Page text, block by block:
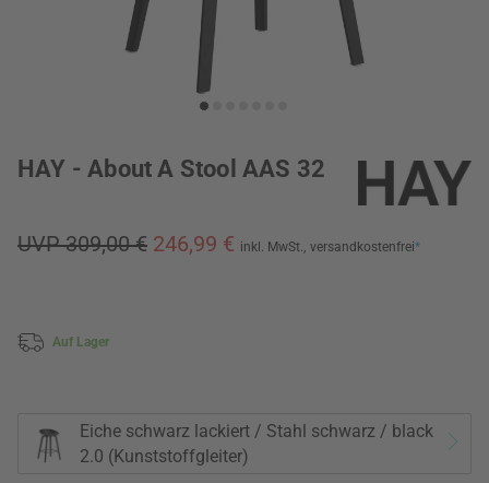
HAY - About A Stool AAS 32
UVP 309,00 € 246,99 € inkl. MwSt., versandkostenfrei*
Auf Lager
Eiche schwarz lackiert / Stahl schwarz / black
2.0 (Kunststoffgleiter)